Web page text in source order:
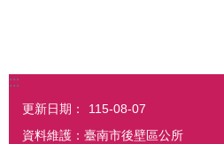
:::
更新日期：
115-08-07
資料維護：臺南市後壁區公所